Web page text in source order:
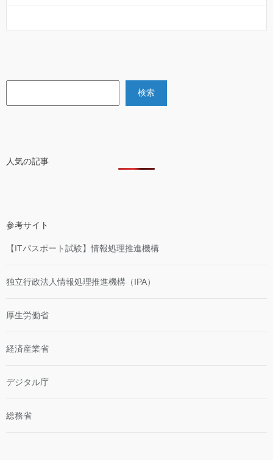
検索
人気の記事
参考サイト
【ITパスポート試験】情報処理推進機構
独立行政法人情報処理推進機構（IPA）
厚生労働省
経済産業省
デジタル庁
総務省